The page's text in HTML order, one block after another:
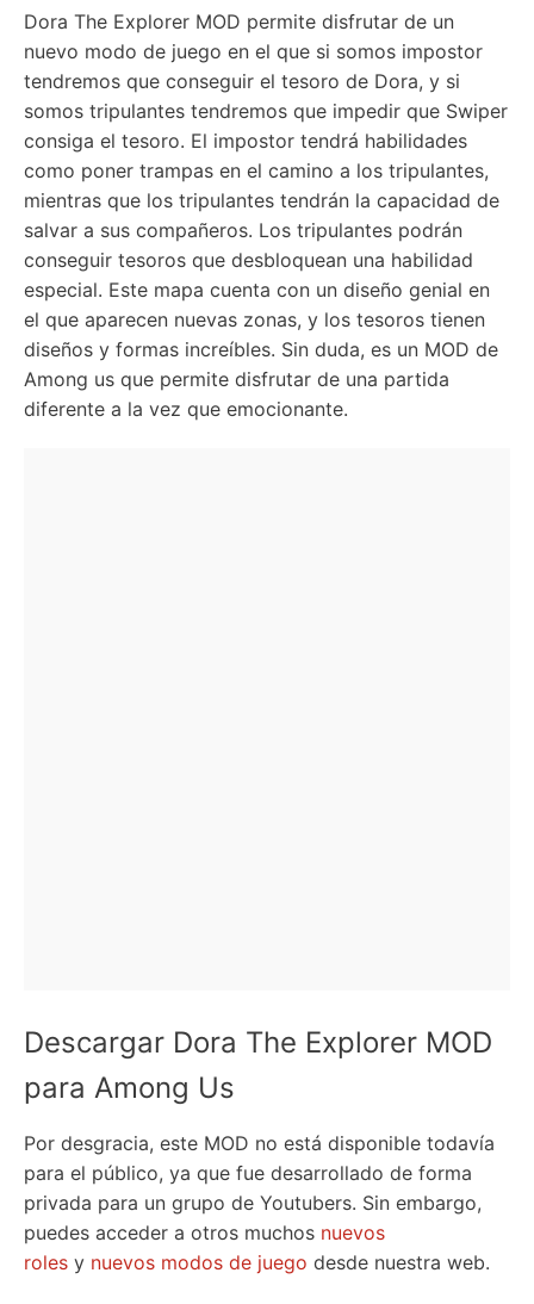
Dora The Explorer MOD permite disfrutar de un
nuevo modo de juego en el que si somos impostor
tendremos que conseguir el tesoro de Dora, y si
somos tripulantes tendremos que impedir que Swiper
consiga el tesoro. El impostor tendrá habilidades
como poner trampas en el camino a los tripulantes,
mientras que los tripulantes tendrán la capacidad de
salvar a sus compañeros. Los tripulantes podrán
conseguir tesoros que desbloquean una habilidad
especial. Este mapa cuenta con un diseño genial en
el que aparecen nuevas zonas, y los tesoros tienen
diseños y formas increíbles. Sin duda, es un MOD de
Among us que permite disfrutar de una partida
diferente a la vez que emocionante.
Descargar Dora The Explorer MOD
para Among Us
Por desgracia, este MOD no está disponible todavía
para el público, ya que fue desarrollado de forma
privada para un grupo de Youtubers. Sin embargo,
puedes acceder a otros muchos nuevos
roles y nuevos modos de juego desde nuestra web.